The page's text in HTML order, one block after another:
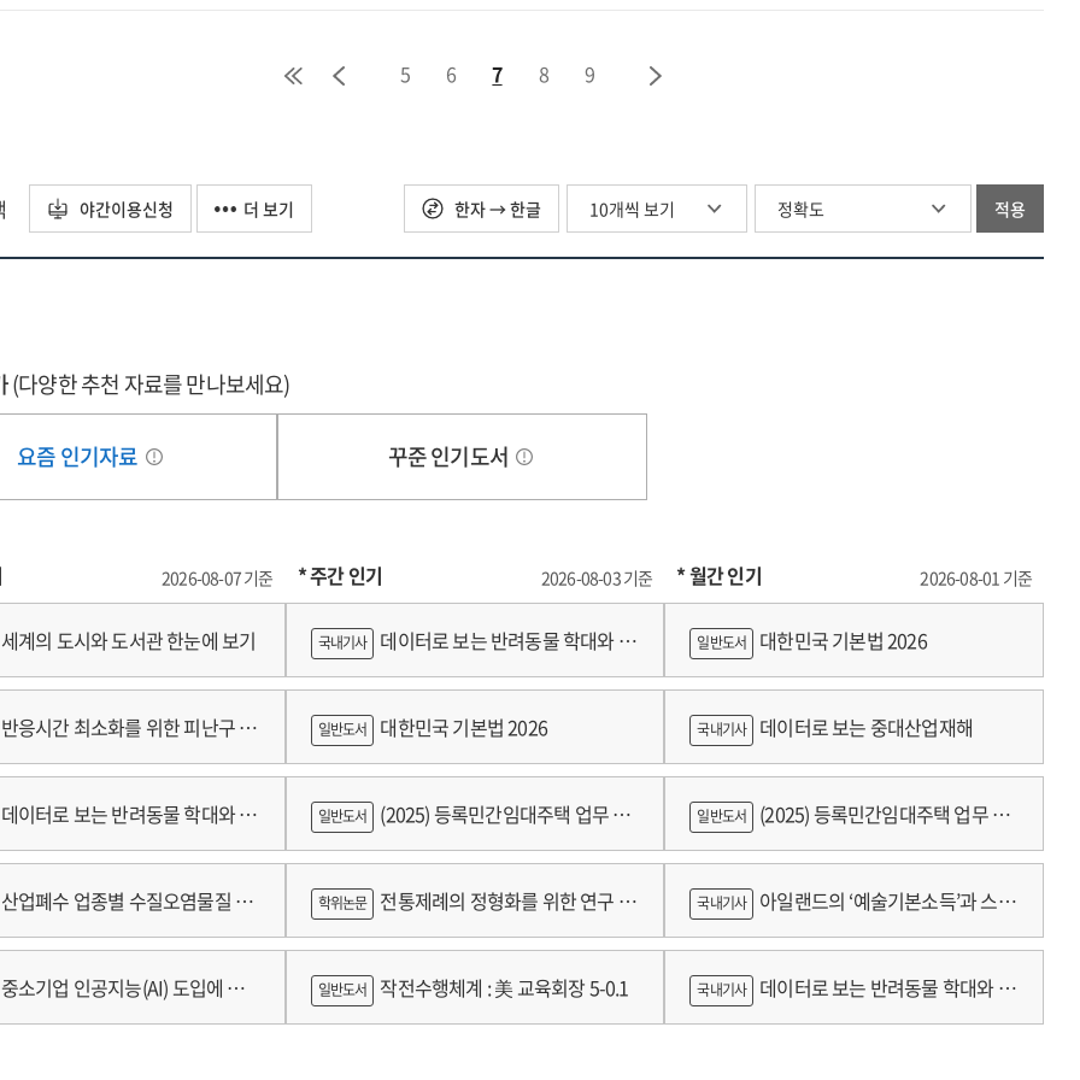
5 6 7 8 9
야간이용신청 더 보기 한자 → 한글 적용
(다양한 추천 자료를 만나보세요)
요즘 인기자료 꾸준 인기도서
2026-08-07 기준
세계의 도시와 도서관 한눈에 보기
반응시간 최소화를 위한 피난구 유
및 설치 기준 개발
데이터로 보는 반려동물 학대와 분
산업폐수 업종별 수질오염물질 배
고도화 연구
중소기업 인공지능(AI) 도입에 따
* 주간 인기 2026-08-03 기준
국내기사 데이터로 보는 반려동물 학대와 분
쟁
일반도서 대한민국 기본법 2026
일반도서 (2025) 등록민간임대주택 업무 편
람
학위논문 전통제례의 정형화를 위한 연구 :
가제를 중심으로
일반도서 작전수행체계 : 美 교육회장 5-0.1
* 월간 인기 2026-08-01 기준
일반도서 대한민국 기본법 2026
국내기사 데이터로 보는 중대산업재해
일반도서 (2025) 등록민간임대주택 업무 편
람
국내기사 아일랜드의 ‘예술기본소득’과 스코
틀랜드의 예술인 소득보장정책 논의
국내기사 데이터로 보는 반려동물 학대와 분